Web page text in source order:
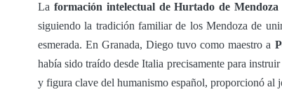
La formación intelectual de Hurtado de
siguiendo la tradición familiar de los Mendoza de
esmerada. En Granada, Diego tuvo como maestro a
había sido traído desde Italia precisamente para
y figura clave del humanismo español, proporcionó al